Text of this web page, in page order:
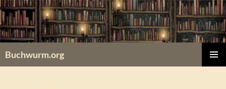
Zum
Inhalt
springen
Buchwurm.org